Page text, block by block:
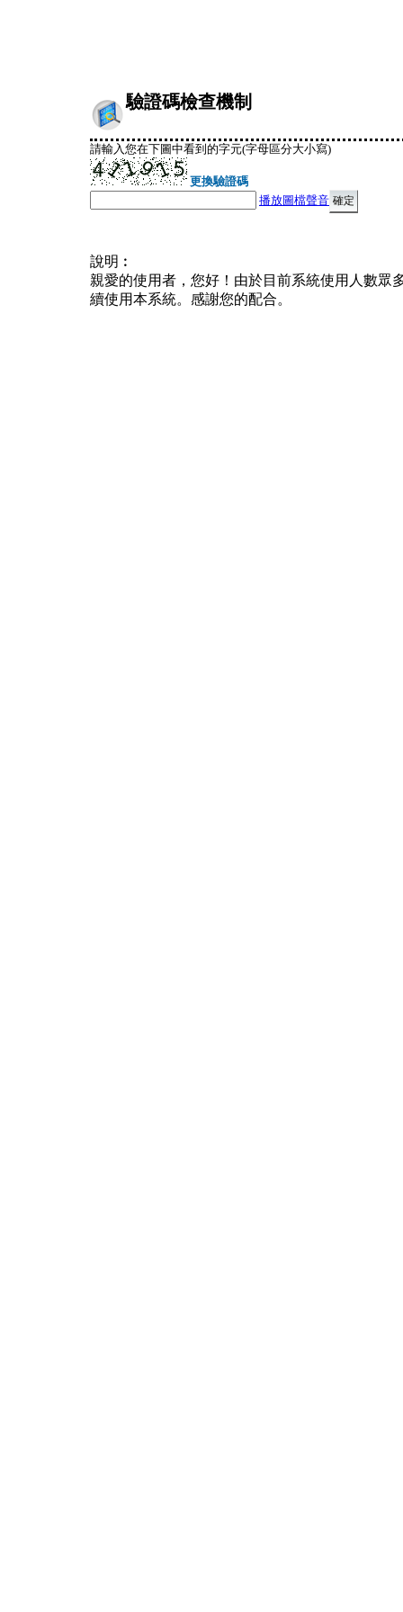
驗證碼檢查機制
請輸入您在下圖中看到的字元(字母區分大小寫)
更換驗證碼
播放圖檔聲音
說明︰
親愛的使用者，您好！由於目前系統使用人數眾
續使用本系統。感謝您的配合。